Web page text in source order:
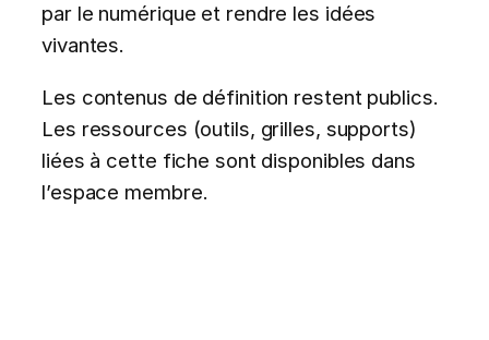
par le numérique et rendre les idées
vivantes.
Les contenus de définition restent publics.
Les ressources (outils, grilles, supports)
liées à cette fiche sont disponibles dans
l’espace membre.